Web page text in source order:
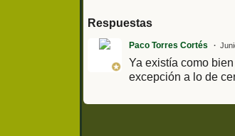
Respuestas
Paco Torres Cortés
Ya existía como
excepción a lo de